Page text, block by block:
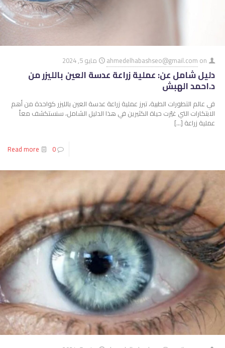
ahmedelhabashseo@gmail.com on مايو 5, 2024
دليل شامل عن: عملية زراعة عدسة العين بالليزر من
د.احمد الهبش
في عالم التطورات الطبية، تبرز عملية زراعة عدسة العين بالليزر كواحدة من أهم
الابتكارات التي غيّرت حياة الكثيرين في هذا الدليل الشامل، سنستكشف معاً
عملية زراعة […]
0
Read more